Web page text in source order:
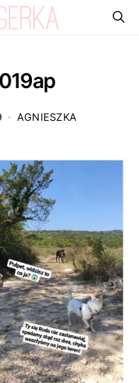
AGNIESZKA